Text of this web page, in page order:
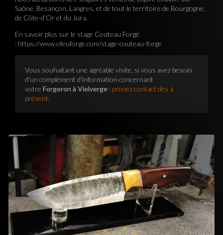
Saône, Besançon, Langres, et de tout le territoire de Bourgogne,
de Côte-d’Or et du Jura.
En savoir plus sur le stage Couteau Forgé
: https://www.ofeuforge.com/stage-couteau-forge
Vous souhaitant une agréable visite, si vous avez besoin
d'un complément d'information concernant
votre Forgeron à Vielverge : prenez contact dès à
présent.